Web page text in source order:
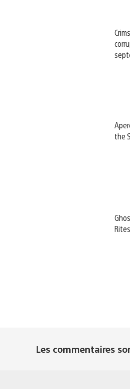
the
Les commentaires